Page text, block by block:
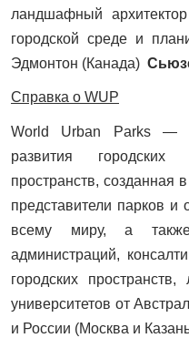
ландшафный архитектор
городской среде и
Эдмонтон (Канада)
Справка о WUP
World Urban Parks—
развития
пространств, созданная
представители парков и
всему миру, а также
администраций,
городских
университетов от
и России (Москва и